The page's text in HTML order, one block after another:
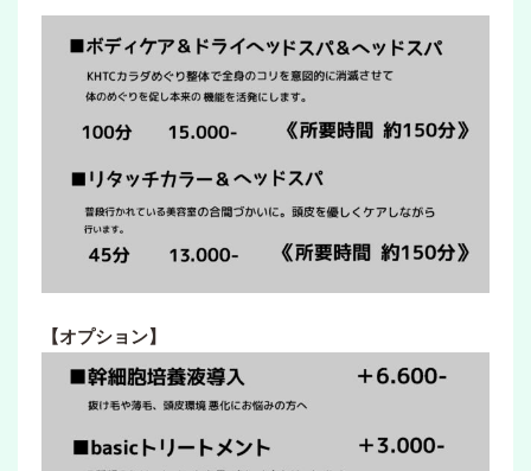
【オプション】